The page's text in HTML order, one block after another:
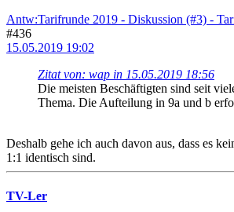
Antw:Tarifrunde 2019 - Diskussion (#3) -
#436
15.05.2019 19:02
Zitat von: wap in 15.05.2019 18:56
Die meisten Beschäftigten sind seit
Thema. Die Aufteilung in 9a und b
Deshalb gehe ich auch davon aus, dass es
1:1 identisch sind.
TV-Ler